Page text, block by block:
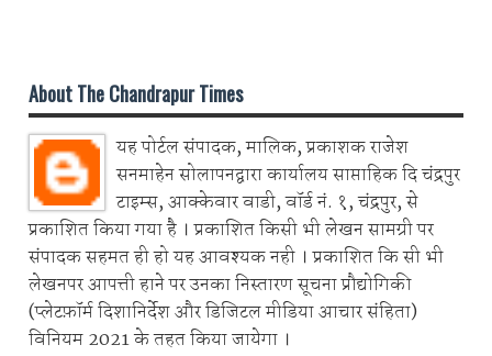
About The Chandrapur Times
यह पोर्टल संपादक, मालिक, प्रकाशक राजेश
सनमाहेन सोलापनद्वारा कार्यालय साप्ताहिक दि चंद्रपुर
टाइम्स, आक्केवार वाडी, वॉर्ड नं. १, चंद्रपुर, से
प्रकाशित किया गया है । प्रकाशित किसी भी लेखन सामग्री पर
संपादक सहमत ही हो यह आवश्यक नही । प्रकाशित कि सी भी
लेखनपर आपत्ती हाने पर उनका निस्तारण सूचना प्रौद्योगिकी
(प्लेटफ़ॉर्म दिशानिर्देश और डिजिटल मीडिया आचार संहिता)
विनियम 2021 के तहत किया जायेगा ।